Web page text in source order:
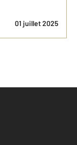
01 juillet 2025